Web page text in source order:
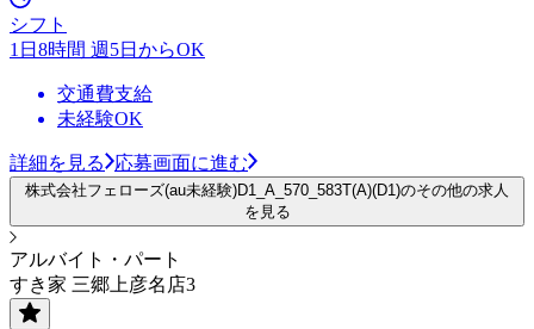
シフト
1日8時間 週5日からOK
交通費支給
未経験OK
詳細を見る 応募画面に進む
株式会社フェローズ(au未経験)D1_A_570_583T(A)(D1)のその他の求人
を見る
アルバイト・パート
すき家 三郷上彦名店3